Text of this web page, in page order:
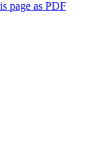
page as PDF